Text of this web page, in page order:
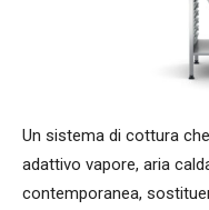
Un sistema di cottura
adattivo vapore, aria
contemporanea,